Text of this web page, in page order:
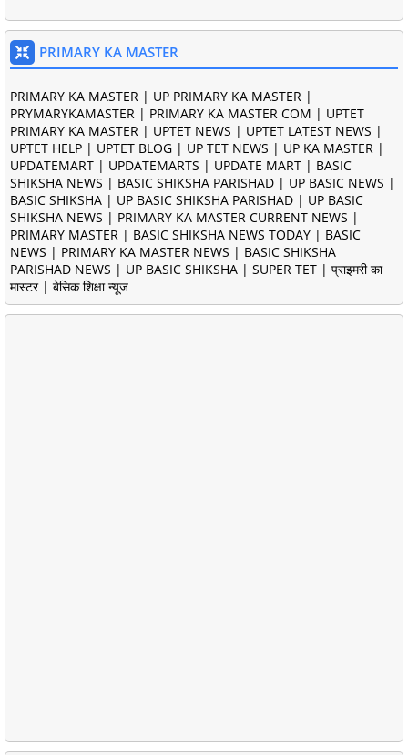
PRIMARY KA MASTER
PRIMARY KA MASTER | UP PRIMARY KA MASTER |
PRYMARYKAMASTER | PRIMARY KA MASTER COM | UPTET
PRIMARY KA MASTER | UPTET NEWS | UPTET LATEST NEWS |
UPTET HELP | UPTET BLOG | UP TET NEWS | UP KA MASTER |
UPDATEMART | UPDATEMARTS | UPDATE MART | BASIC
SHIKSHA NEWS | BASIC SHIKSHA PARISHAD | UP BASIC NEWS |
BASIC SHIKSHA | UP BASIC SHIKSHA PARISHAD | UP BASIC
SHIKSHA NEWS | PRIMARY KA MASTER CURRENT NEWS |
PRIMARY MASTER | BASIC SHIKSHA NEWS TODAY | BASIC
NEWS | PRIMARY KA MASTER NEWS | BASIC SHIKSHA
PARISHAD NEWS | UP BASIC SHIKSHA | SUPER TET | प्राइमरी का
मास्टर | बेसिक शिक्षा न्यूज